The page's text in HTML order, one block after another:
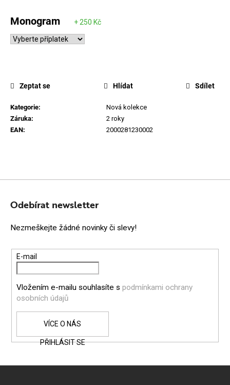
Monogram
Kategorie:
Nová kolekce
Záruka:
2 roky
EAN: 2000281230002
Zeptat se Hlídat Sdílet
m
e
Z
Odebírat newsletter
Nezmeškejte žádné novinky či slevy!
E-mail
Vložením e-mailu souhlasíte s podmínkami ochrany
osobních údajů
PŘIHLÁSIT SE